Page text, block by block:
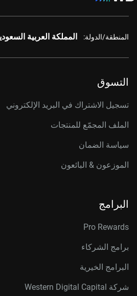
المنطقة/الدولة: المملكة العربية
التسوق
تسجيل الاشتراك في البريد الإلكتروني
الملف المجمّع للمنتجات
سياسة الضمان
الموزعون & البائعون
البرامج
Pro Rewards
برامج الشركاء
البرامج الخيرية
شركة Western Digital Capital